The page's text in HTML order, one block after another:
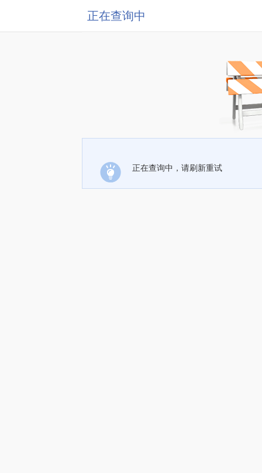
正在查询中
正在查询中，请刷新重试